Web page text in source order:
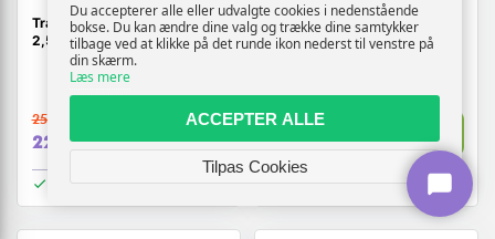
Trailernet med elastiksnor
2,5 × 1,5 m - PP, grøn
257,-
229,- Vis
På lager
Trailernet med elastiksnor 2,1
× 1,25 m - PP, grøn
294,-
219,- Vis
På lager
Du accepterer alle eller udvalgte cookies i nedenstående
bokse. Du kan ændre dine valg og trække dine samtykker
tilbage ved at klikke på det runde ikon nederst til venstre på
din skærm.
Læs mere
ACCEPTER ALLE
Tilpas Cookies